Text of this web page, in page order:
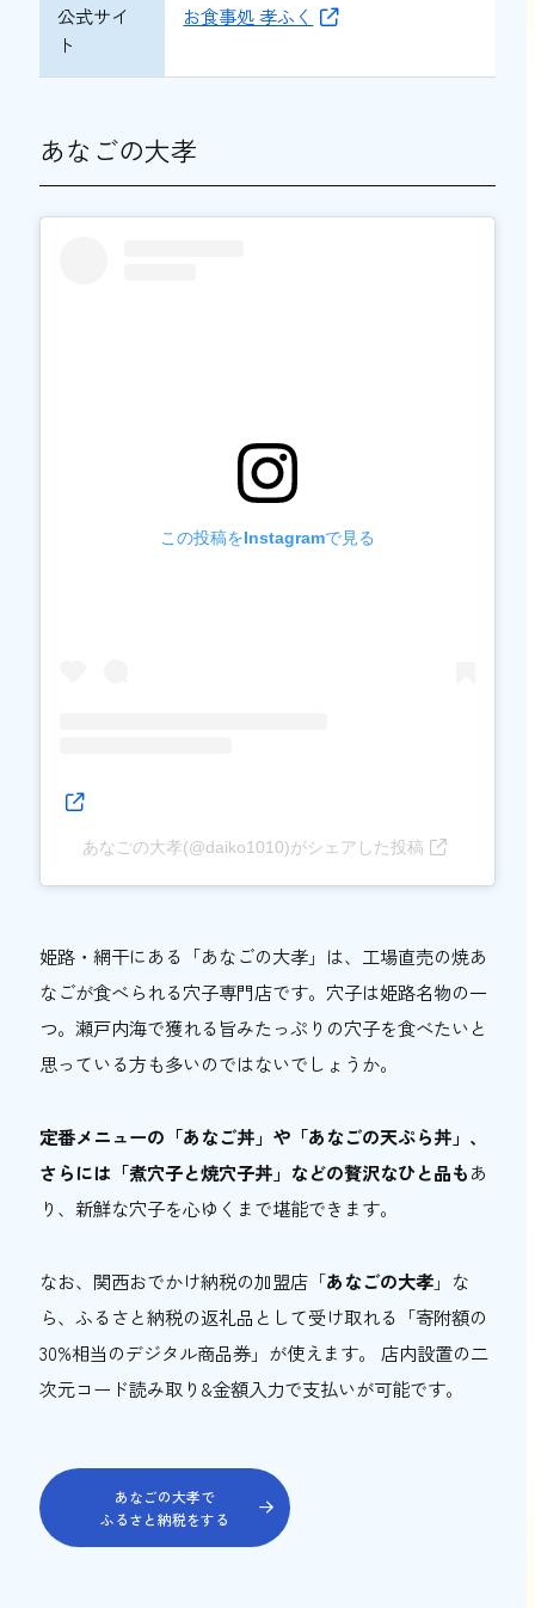
公式サイ
ト
お食事処 孝ふく
あなごの大孝
この投稿をInstagramで見る
あなごの大孝(@daiko1010)がシェアした投稿
姫路・網干にある「あなごの大孝」は、工場直売の焼あ
なごが食べられる穴子専門店です。穴子は姫路名物の一
つ。瀬戸内海で獲れる旨みたっぷりの穴子を食べたいと
思っている方も多いのではないでしょうか。
定番メニューの「あなご丼」や「あなごの天ぷら丼」、
さらには「煮穴子と焼穴子丼」などの贅沢なひと品もあ
り、新鮮な穴子を心ゆくまで堪能できます。
なお、関西おでかけ納税の加盟店「あなごの大孝」な
ら、ふるさと納税の返礼品として受け取れる「寄附額の
30%相当のデジタル商品券」が使えます。 店内設置の二
次元コード読み取り&金額入力で支払いが可能です。
あなごの大孝で
ふるさと納税をする